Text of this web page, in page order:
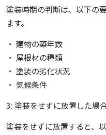
塗装時期の判断は、以下の
ます。
・ 建物の築年数
・ 屋根材の種類
・ 塗装の劣化状況
・ 気候条件
3: 塗装をせずに放置した場
塗装をせずに放置すると、